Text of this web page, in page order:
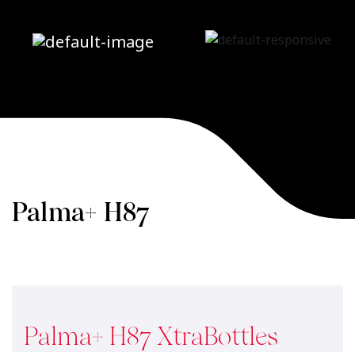
Palma+ H87
Palma+ H87 XtraBottles